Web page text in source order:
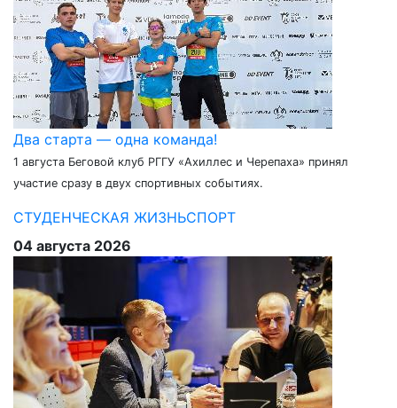
Два старта — одна команда!
1 августа Беговой клуб РГГУ «Ахиллес и Черепаха» принял
участие сразу в двух спортивных событиях.
СТУДЕНЧЕСКАЯ ЖИЗНЬСПОРТ
04 августа 2026